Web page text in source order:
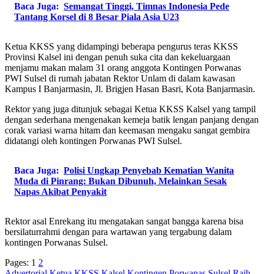
Baca Juga: Semangat Tinggi, Timnas Indonesia Pede
Tantang Korsel di 8 Besar Piala Asia U23
Ketua KKSS yang didampingi beberapa pengurus teras KKSS
Provinsi Kalsel ini dengan penuh suka cita dan kekeluargaan
menjamu makan malam 31 orang anggota Kontingen Porwanas
PWI Sulsel di rumah jabatan Rektor Unlam di dalam kawasan
Kampus I Banjarmasin, Jl. Brigjen Hasan Basri, Kota Banjarmasin.
Rektor yang juga ditunjuk sebagai Ketua KKSS Kalsel yang tampil
dengan sederhana mengenakan kemeja batik lengan panjang dengan
corak variasi warna hitam dan keemasan mengaku sangat gembira
didatangi oleh kontingen Porwanas PWI Sulsel.
Baca Juga: Polisi Ungkap Penyebab Kematian Wanita
Muda di Pinrang: Bukan Dibunuh, Melainkan Sesak
Napas Akibat Penyakit
Rektor asal Enrekang itu mengatakan sangat bangga karena bisa
bersilaturrahmi dengan para wartawan yang tergabung dalam
kontingen Porwanas Sulsel.
Pages: 1 2